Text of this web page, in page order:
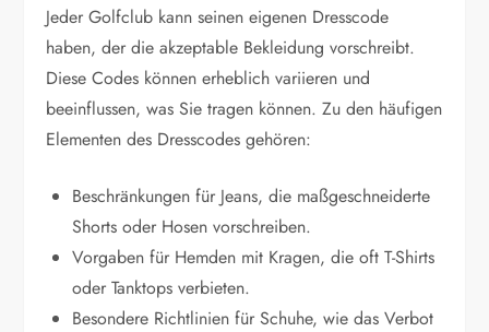
Jeder Golfclub kann seinen eigenen Dresscode
haben, der die akzeptable Bekleidung vorschreibt.
Diese Codes können erheblich variieren und
beeinflussen, was Sie tragen können. Zu den häufigen
Elementen des Dresscodes gehören:
Beschränkungen für Jeans, die maßgeschneiderte
Shorts oder Hosen vorschreiben.
Vorgaben für Hemden mit Kragen, die oft T-Shirts
oder Tanktops verbieten.
Besondere Richtlinien für Schuhe, wie das Verbot